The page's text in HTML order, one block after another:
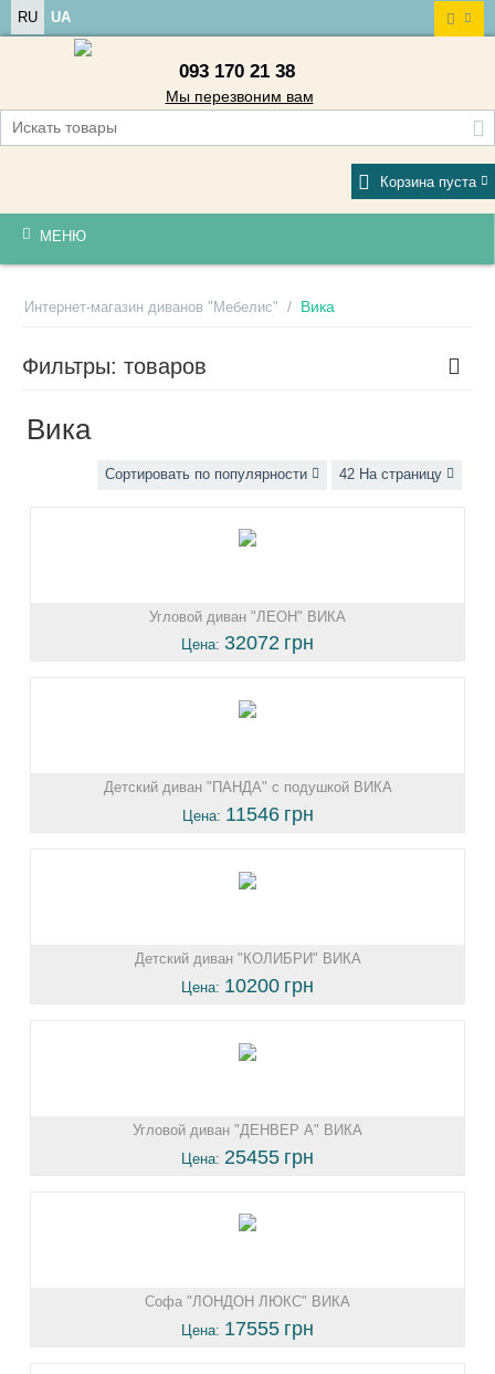
RU UA
093 170 21 38
Мы перезвоним вам
Корзина пуста
МЕНЮ
Интернет-магазин диванов "Мебелис" / Вика
Фильтры: товаров
Вика
Сортировать по популярности 42 На страницу
Угловой диван "ЛЕОН" ВИКА
Цена: 32072 грн
Детский диван "ПАНДА" с подушкой ВИКА
Цена: 11546 грн
Детский диван "КОЛИБРИ" ВИКА
Цена: 10200 грн
Угловой диван "ДЕНВЕР А" ВИКА
Цена: 25455 грн
Софа "ЛОНДОН ЛЮКС" ВИКА
Цена: 17555 грн